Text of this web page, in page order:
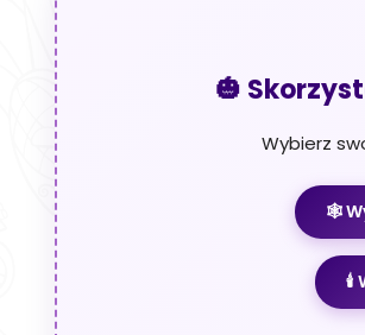
🎃
Wybierz
🕸️
🕯️